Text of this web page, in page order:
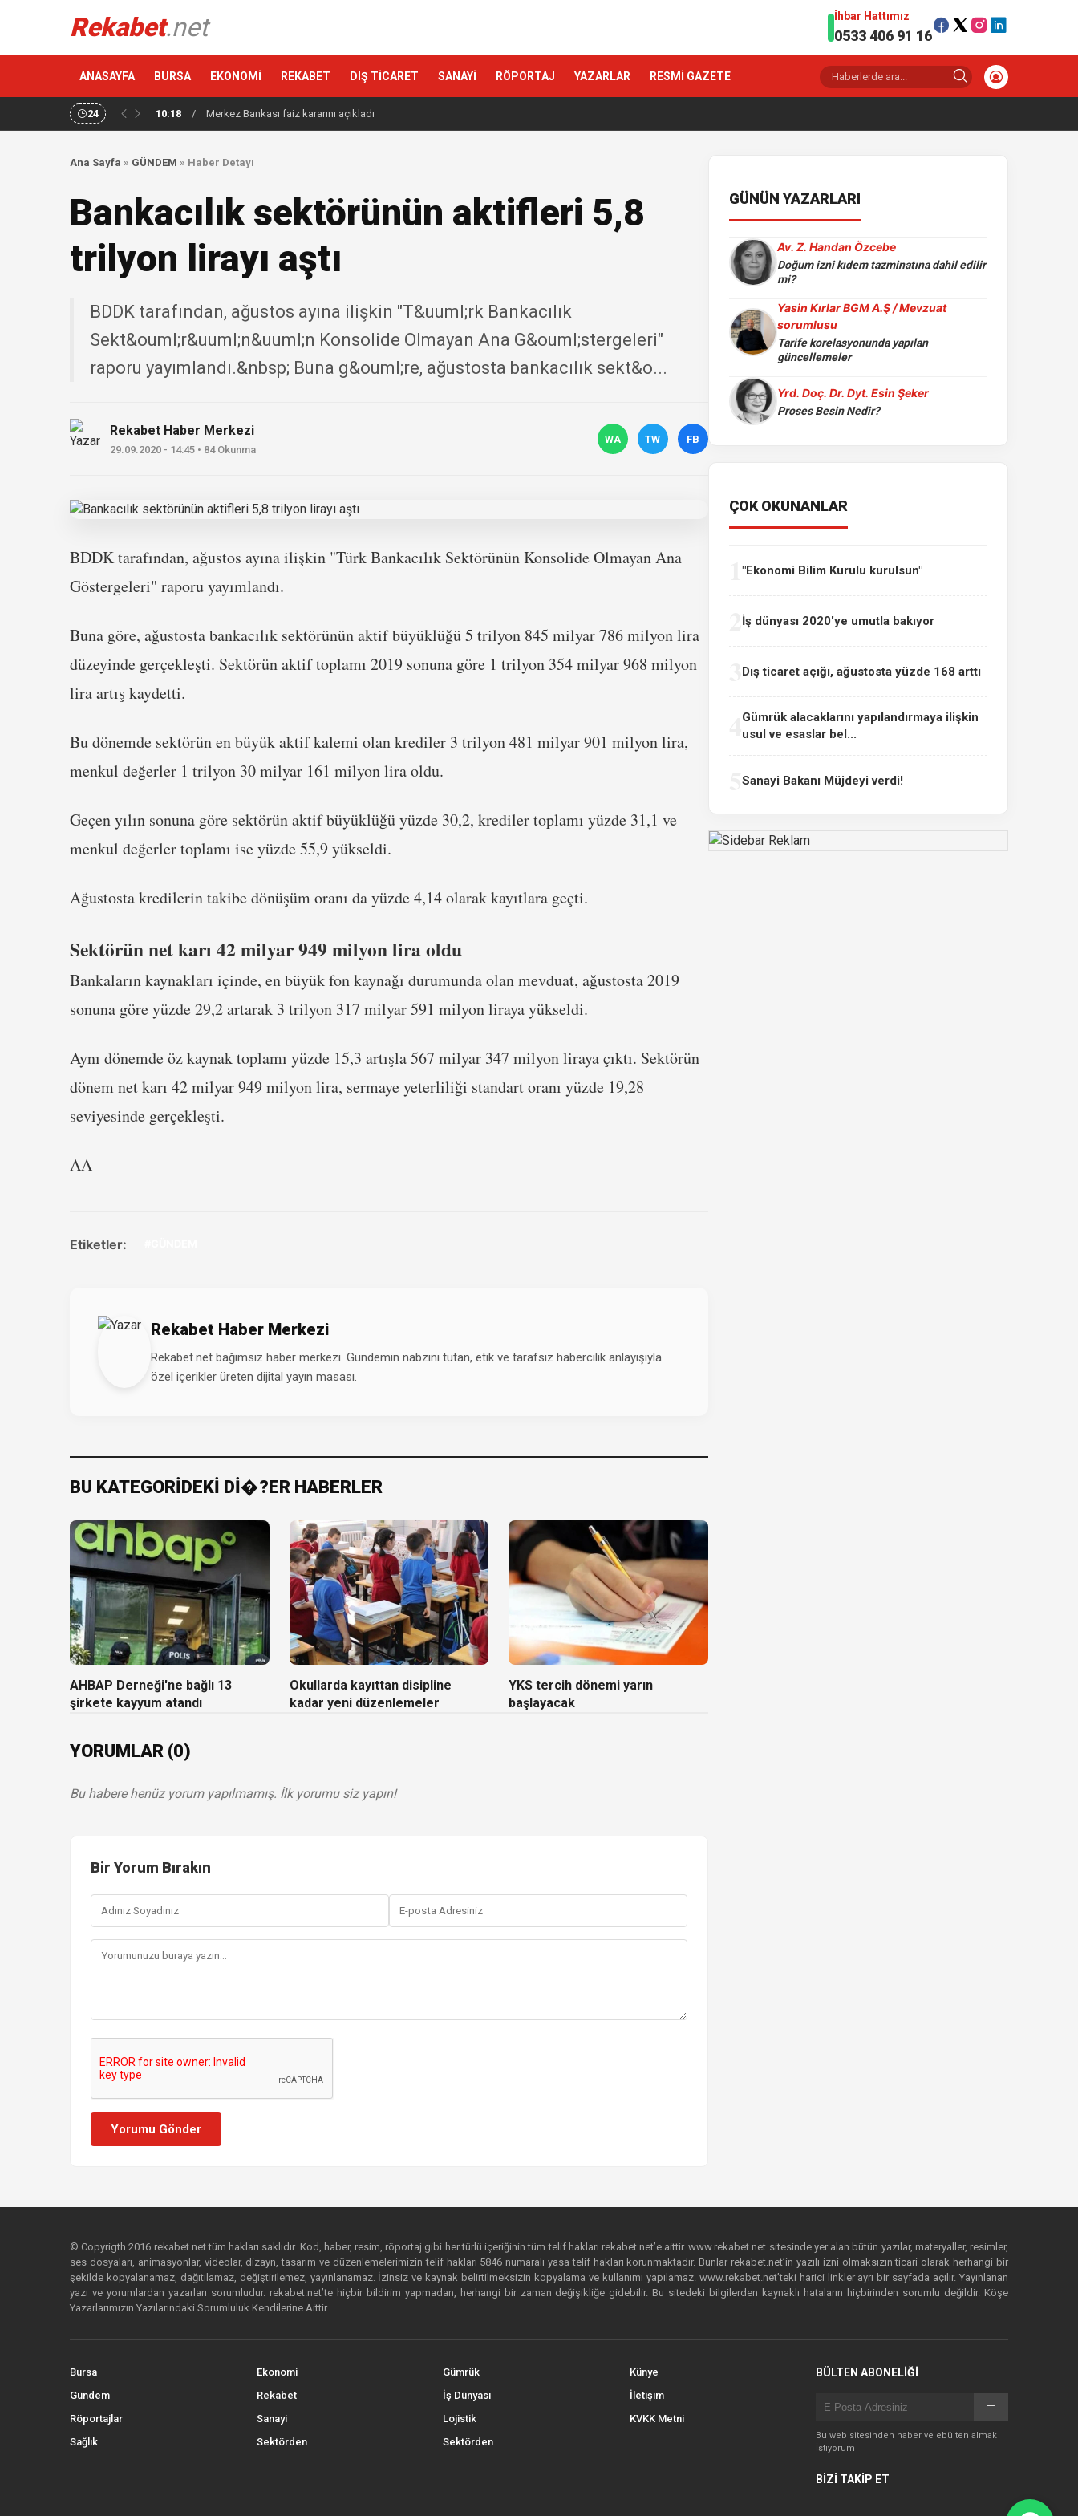
Rekabet.net İhbar Hattımız
0533 406 91 16
ANASAYFA BURSA EKONOMİ REKABET DIŞ TİCARET SANAYİ RÖPORTAJ YAZARLAR RESMİ GAZETE
24 10:18 / Merkez Bankası faiz kararını açıkladı
Ana Sayfa » GÜNDEM » Haber Detayı
Bankacılık sektörünün aktifleri 5,8
trilyon lirayı aştı
BDDK tarafından, ağustos ayına ilişkin "T&uuml;rk Bankacılık
Sekt&ouml;r&uuml;n&uuml;n Konsolide Olmayan Ana G&ouml;stergeleri"
raporu yayımlandı.&nbsp; Buna g&ouml;re, ağustosta bankacılık sekt&o...
Rekabet Haber Merkezi
29.09.2020 - 14:45 • 84 Okunma
WA TW FB
BDDK tarafından, ağustos ayına ilişkin "Türk Bankacılık Sektörünün Konsolide Olmayan Ana
Göstergeleri" raporu yayımlandı.
Buna göre, ağustosta bankacılık sektörünün aktif büyüklüğü 5 trilyon 845 milyar 786 milyon lira
düzeyinde gerçekleşti. Sektörün aktif toplamı 2019 sonuna göre 1 trilyon 354 milyar 968 milyon
lira artış kaydetti.
Bu dönemde sektörün en büyük aktif kalemi olan krediler 3 trilyon 481 milyar 901 milyon lira,
menkul değerler 1 trilyon 30 milyar 161 milyon lira oldu.
Geçen yılın sonuna göre sektörün aktif büyüklüğü yüzde 30,2, krediler toplamı yüzde 31,1 ve
menkul değerler toplamı ise yüzde 55,9 yükseldi.
Ağustosta kredilerin takibe dönüşüm oranı da yüzde 4,14 olarak kayıtlara geçti.
Sektörün net karı 42 milyar 949 milyon lira oldu
Bankaların kaynakları içinde, en büyük fon kaynağı durumunda olan mevduat, ağustosta 2019
sonuna göre yüzde 29,2 artarak 3 trilyon 317 milyar 591 milyon liraya yükseldi.
Aynı dönemde öz kaynak toplamı yüzde 15,3 artışla 567 milyar 347 milyon liraya çıktı. Sektörün
dönem net karı 42 milyar 949 milyon lira, sermaye yeterliliği standart oranı yüzde 19,28
seviyesinde gerçekleşti.
AA
Etiketler:
Rekabet Haber Merkezi
Rekabet.net bağımsız haber merkezi. Gündemin nabzını tutan, etik ve tarafsız habercilik anlayışıyla
özel içerikler üreten dijital yayın masası.
BU KATEGORİDEKİ Dİ�?ER HABERLER
AHBAP Derneği'ne bağlı 13
şirkete kayyum atandı
Okullarda kayıttan disipline
kadar yeni düzenlemeler
YKS tercih dönemi yarın
başlayacak
YORUMLAR (0)
Bu habere henüz yorum yapılmamış. İlk yorumu siz yapın!
Bir Yorum Bırakın
Yorumu Gönder
GÜNÜN YAZARLARI
Av. Z. Handan Özcebe
Doğum izni kıdem tazminatına dahil edilir
mi?
Yasin Kırlar BGM A.Ş / Mevzuat
sorumlusu
Tarife korelasyonunda yapılan
güncellemeler
Yrd. Doç. Dr. Dyt. Esin Şeker
Proses Besin Nedir?
ÇOK OKUNANLAR
"Ekonomi Bilim Kurulu kurulsun"
İş dünyası 2020'ye umutla bakıyor
Dış ticaret açığı, ağustosta yüzde 168 arttı
Gümrük alacaklarını yapılandırmaya ilişkin
usul ve esaslar bel...
Sanayi Bakanı Müjdeyi verdi!
© Copyrigth 2016 rekabet.net tüm hakları saklıdır. Kod, haber, resim, röportaj gibi her türlü içeriğinin tüm telif hakları rekabet.net’e aittir. www.rekabet.net sitesinde yer alan bütün yazılar, materyaller, resimler,
ses dosyaları, animasyonlar, videolar, dizayn, tasarım ve düzenlemelerimizin telif hakları 5846 numaralı yasa telif hakları korunmaktadır. Bunlar rekabet.net’in yazılı izni olmaksızın ticari olarak herhangi bir
şekilde kopyalanamaz, dağıtılamaz, değiştirilemez, yayınlanamaz. İzinsiz ve kaynak belirtilmeksizin kopyalama ve kullanımı yapılamaz. www.rekabet.net’teki harici linkler ayrı bir sayfada açılır. Yayınlanan
yazı ve yorumlardan yazarları sorumludur. rekabet.net’te hiçbir bildirim yapmadan, herhangi bir zaman değişikliğe gidebilir. Bu sitedeki bilgilerden kaynaklı hataların hiçbirinden sorumlu değildir. Köşe
Yazarlarımızın Yazılarındaki Sorumluluk Kendilerine Aittir.
Bursa
Gündem
Röportajlar
Sağlık
Ekonomi
Rekabet
Sanayi
Sektörden
Gümrük
İş Dünyası
Lojistik
Sektörden
Künye
İletişim
KVKK Metni
BÜLTEN ABONELİĞİ
Bu web sitesinden haber ve ebülten almak
İstiyorum
BİZİ TAKİP ET